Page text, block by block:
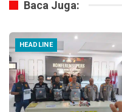
Baca Juga:
HEADLINE